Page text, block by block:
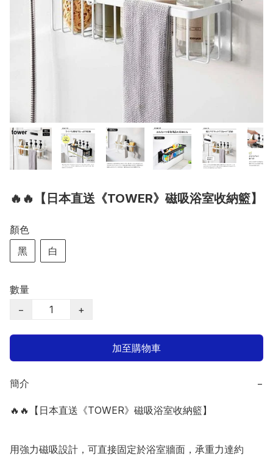
🔥🔥【日本直送《TOWER》磁吸浴室收納籃】
顏色
黑
白
數量
−
+
加至購物車
簡介 −
🔥🔥【日本直送《TOWER》磁吸浴室收納籃】
用強力磁吸設計，可直接固定於浴室牆面，承重力達約